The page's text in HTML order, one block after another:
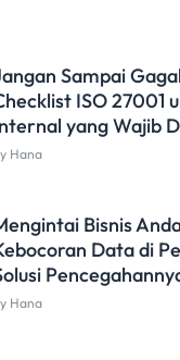
Sampai
ISO 27001
yang Wajib
Hana
Bisnis
Data di
Hana